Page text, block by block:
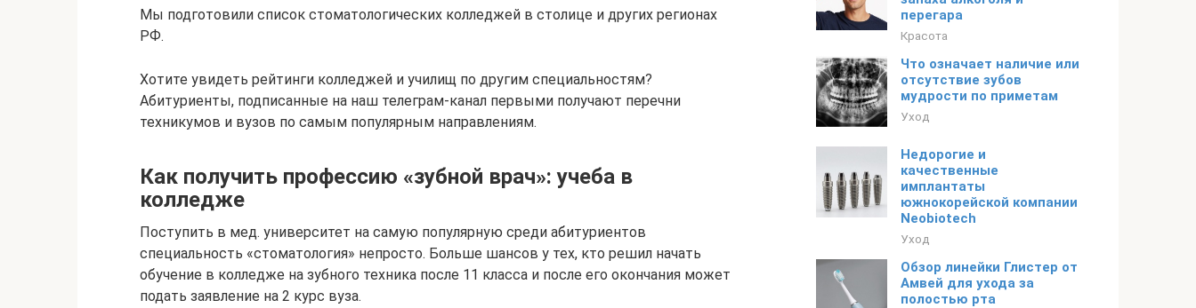
Мы подготовили список стоматологических колледжей в столице и других регионах
РФ.
Хотите увидеть рейтинги колледжей и училищ по другим специальностям?
Абитуриенты, подписанные на наш телеграм-канал первыми получают перечни
техникумов и вузов по самым популярным направлениям.
Как получить профессию «зубной врач»: учеба в
колледже
Поступить в мед. университет на самую популярную среди абитуриентов
специальность «стоматология» непросто. Больше шансов у тех, кто решил начать
обучение в колледже на зубного техника после 11 класса и после его окончания может
подать заявление на 2 курс вуза.
перегара
Красота
Что означает наличие или
отсутствие зубов
мудрости по приметам
Уход
Недорогие и
качественные
имплантаты
южнокорейской компании
Neobiotech
Уход
Обзор линейки Глистер от
Амвей для ухода за
полостью рта